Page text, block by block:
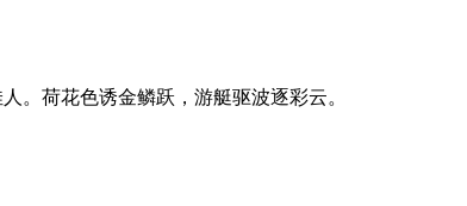
荷花色诱金鳞跃，游艇驱波逐彩云。